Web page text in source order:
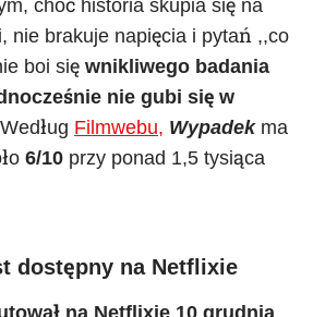
choć historia skupia się na
nie brakuje napięcia i pytań ,,co
boi się wnikliwego badania
nie gubi się w
Według Filmwebu, Wypadek ma
6/10 przy ponad 1,5 tysiąca
dostępny na Netflixie